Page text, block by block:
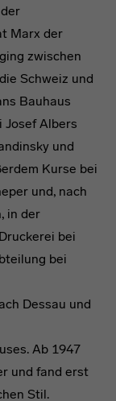
Marx der
zwischen
Schweiz und
Bauhaus
Josef Albers
und
Kurse bei
und, nach
in der
bei
bei
Dessau und
Ab 1947
und fand erst
Stil.